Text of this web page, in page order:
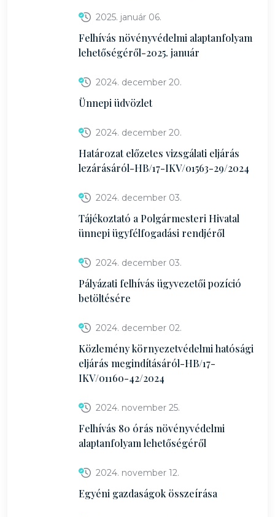
2025. január 06.
Felhívás növényvédelmi alaptanfolyam
lehetőségéről-2025. január
2024. december 20.
Ünnepi üdvözlet
2024. december 20.
Határozat előzetes vizsgálati eljárás
lezárásáról-HB/17-IKV/01563-29/2024
2024. december 03.
Tájékoztató a Polgármesteri Hivatal
ünnepi ügyfélfogadási rendjéről
2024. december 03.
Pályázati felhívás ügyvezetői pozíció
betöltésére
2024. december 02.
Közlemény környezetvédelmi hatósági
eljárás megindításáról-HB/17-
IKV/01160-42/2024
2024. november 25.
Felhívás 80 órás növényvédelmi
alaptanfolyam lehetőségéről
2024. november 12.
Egyéni gazdaságok összeírása